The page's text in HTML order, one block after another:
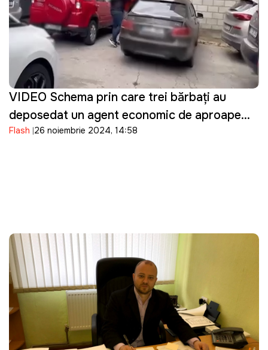
VIDEO Schema prin care trei bărbați au
deposedat un agent economic de aproape
UN MILION de lei
Flash 26 noiembrie 2024, 14:58